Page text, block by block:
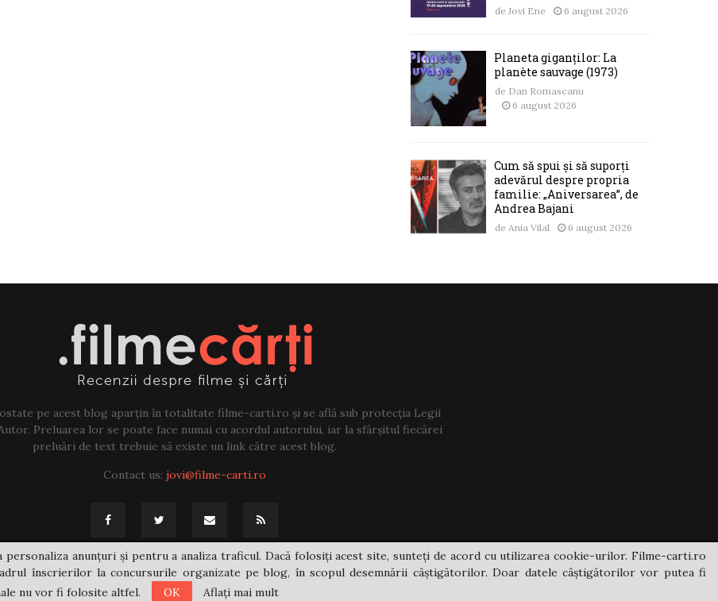
de Jovi Ene 6 august 2026
Planeta giganților: La
planète sauvage (1973)
de Dan Romascanu
6 august 2026
Cum să spui și să suporți
adevărul despre propria
familie: „Aniversarea”, de
Andrea Bajani
de Ania Vilal 6 august 2026
pe acest blog aparțin în totalitate filme-carti.ro și se află sub protecția Legii
Preluarea lor se poate face numai cu acordul autorului, iar la sfârșitul fiecărei
preluări de text trebuie să existe un link către acest blog.
Contact us: jovi@filme-carti.ro
@2021 - filme-carti.ro
anunțuri și pentru a analiza traficul. Dacă folosiți acest site, sunteți de acord cu utilizarea cookie-urilor. Filme-carti.ro
înscrierilor la concursurile organizate pe blog, în scopul desemnării câștigătorilor. Doar datele câștigătorilor vor putea fi
nu vor fi folosite altfel.
OK Aflați mai mult